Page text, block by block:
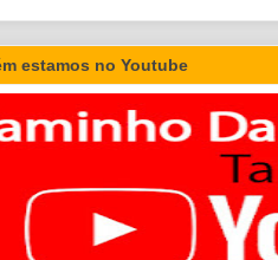
estamos no Youtube